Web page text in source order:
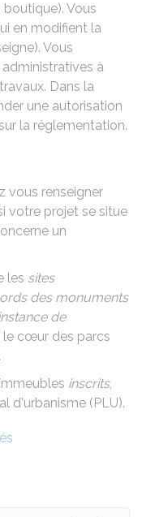
Vous
en modifient la
Vous
à
Dans la
une autorisation
la réglementation.
vous renseigner
votre projet se situe
un
les sites
des monuments
de
le cœur des parcs
inscrits,
d'urbanisme (PLU).